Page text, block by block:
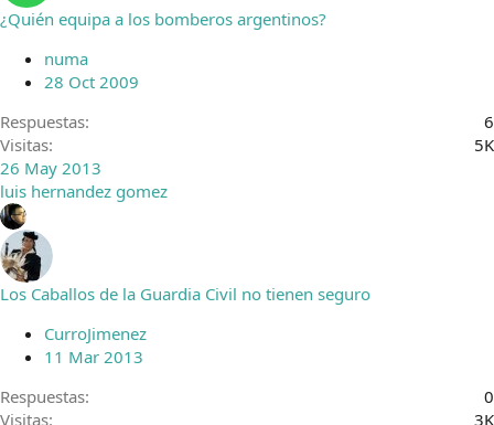
¿Quién equipa a los bomberos argentinos?
numa
28 Oct 2009
Respuestas
6
Visitas
5K
26 May 2013
luis hernandez gomez
Los Caballos de la Guardia Civil no tienen seguro
CurroJimenez
11 Mar 2013
Respuestas
0
Visitas
3K